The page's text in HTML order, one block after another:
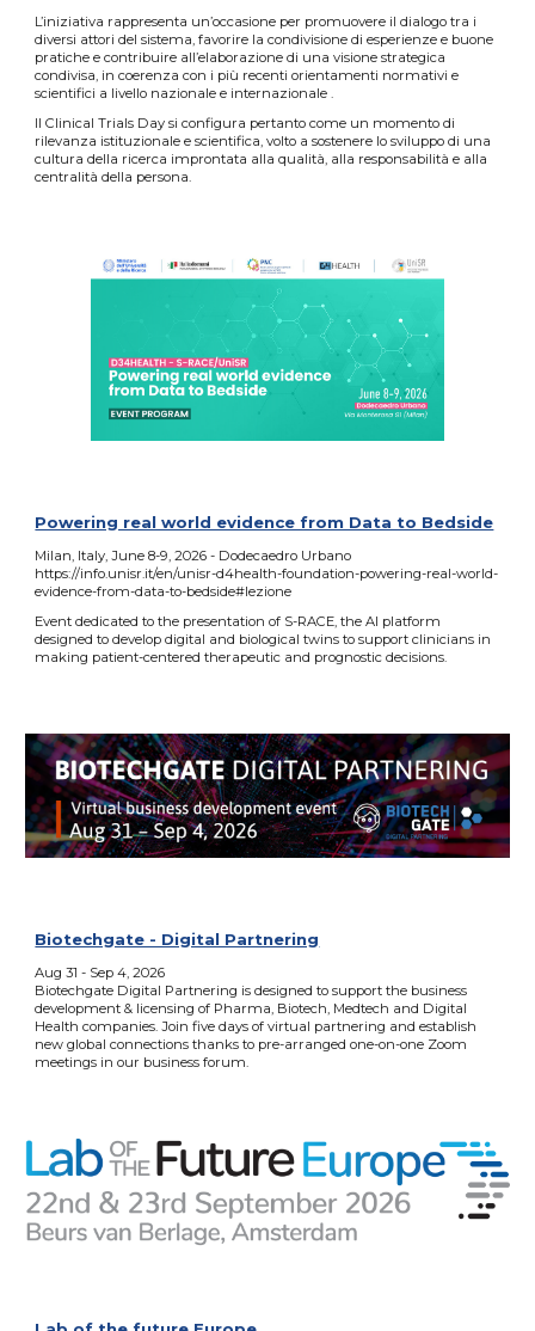
L’iniziativa rappresenta un’occasione per promuovere il dialogo tra i
diversi attori del sistema, favorire la condivisione di esperienze e buone
pratiche e contribuire all’elaborazione di una visione strategica
condivisa, in coerenza con i più recenti orientamenti normativi e
scientifici a livello nazionale e internazionale .
Il Clinical Trials Day si configura pertanto come un momento di
rilevanza istituzionale e scientifica, volto a sostenere lo sviluppo di una
cultura della ricerca improntata alla qualità, alla responsabilità e alla
centralità della persona.
Powering real world evidence from Data to Bedside
Milan , Italy,June 8-9 , 2026 - Dodecaedro Urbano
https://info.unisr.it/en/unisr-d4health-foundation-powering-real-world-
evidence-from-data-to-bedside#lezione
Event dedicated to the presentation of S-RACE, the AI platform
designed to develop digital and biological twins to support clinicians in
making patient-centered therapeutic and prognostic decisions.
Biotechgate - Digital Partnering
Aug 31- Sep4 , 2026
Biotechgate Digital Partnering is designed to support the business
development & licensing of Pharma, Biotech, Medtech and Digital
Health companies. Join five days of virtual partnering and establish
new global connections thanks to pre-arranged one-on-one Zoom
meetings in our business forum.